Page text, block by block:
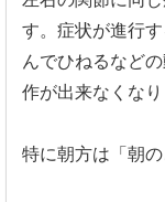
す。 症状が進行
んでひねるなど
作が出来なくなり
特に朝方は「朝